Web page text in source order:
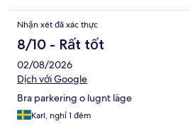
Nhận xét đã xác thực
8/10 - Rất tốt
02/08/2026
Dịch với Google
Bra parkering o lugnt läge
Karl, nghỉ 1 đêm